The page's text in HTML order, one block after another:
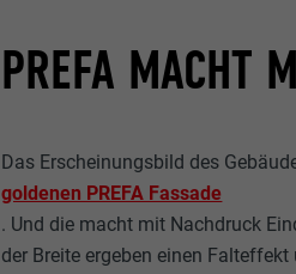
PREFA MACHT
Das Erscheinungsbild des
goldenen PREFA Fassade
. Und die macht mit Nachdruck
der Breite ergeben einen